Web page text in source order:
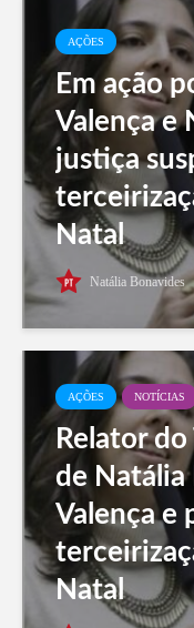
AÇÕES
Em ação
Valença e
justiça
Natal
Natália Bonavides
AÇÕES NOTÍCIAS
Relator
de Natália
Valença e
Natal